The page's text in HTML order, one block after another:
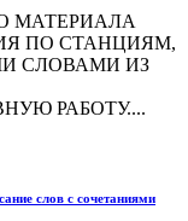
МАТЕРИАЛА
ПО СТАНЦИЯМ,
СЛОВАМИ ИЗ
РАБОТУ....
слов с сочетаниями